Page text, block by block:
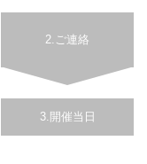
2.ご連絡
3.開催当日